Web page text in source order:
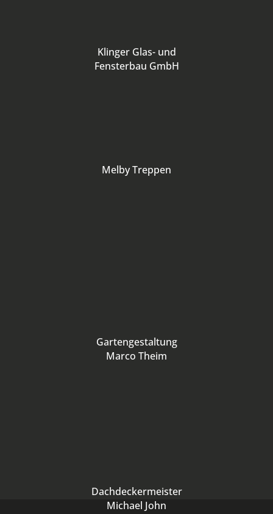
Klinger Glas- und
Fensterbau GmbH
Melby Treppen
Gartengestaltung
Marco Theim
Dachdeckermeister
Michael John